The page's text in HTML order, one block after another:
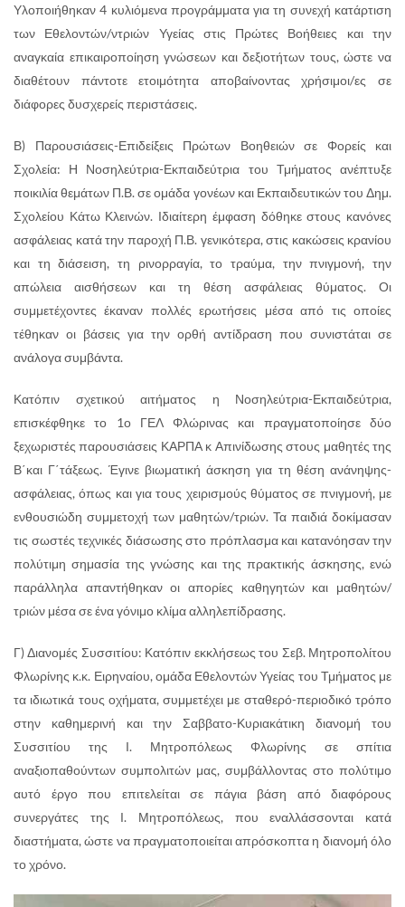
Υλοποιήθηκαν 4 κυλιόμενα προγράμματα για τη συνεχή κατάρτιση
των Εθελοντών/ντριών Υγείας στις Πρώτες Βοήθειες και την
αναγκαία επικαιροποίηση γνώσεων και δεξιοτήτων τους, ώστε να
διαθέτουν πάντοτε ετοιμότητα αποβαίνοντας χρήσιμοι/ες σε
διάφορες δυσχερείς περιστάσεις.
Β) Παρουσιάσεις-Επιδείξεις Πρώτων Βοηθειών σε Φορείς και
Σχολεία: Η Νοσηλεύτρια-Εκπαιδεύτρια του Τμήματος ανέπτυξε
ποικιλία θεμάτων Π.Β. σε ομάδα γονέων και Εκπαιδευτικών του Δημ.
Σχολείου Κάτω Κλεινών. Ιδιαίτερη έμφαση δόθηκε στους κανόνες
ασφάλειας κατά την παροχή Π.Β. γενικότερα, στις κακώσεις κρανίου
και τη διάσειση, τη ρινορραγία, το τραύμα, την πνιγμονή, την
απώλεια αισθήσεων και τη θέση ασφάλειας θύματος. Οι
συμμετέχοντες έκαναν πολλές ερωτήσεις μέσα από τις οποίες
τέθηκαν οι βάσεις για την ορθή αντίδραση που συνιστάται σε
ανάλογα συμβάντα.
Κατόπιν σχετικού αιτήματος η Νοσηλεύτρια-Εκπαιδεύτρια,
επισκέφθηκε το 1ο ΓΕΛ Φλώρινας και πραγματοποίησε δύο
ξεχωριστές παρουσιάσεις ΚΑΡΠΑ κ Απινίδωσης στους μαθητές της
Β΄και Γ΄τάξεως. Έγινε βιωματική άσκηση για τη θέση ανάνηψης-
ασφάλειας, όπως και για τους χειρισμούς θύματος σε πνιγμονή, με
ενθουσιώδη συμμετοχή των μαθητών/τριών. Τα παιδιά δοκίμασαν
τις σωστές τεχνικές διάσωσης στο πρόπλασμα και κατανόησαν την
πολύτιμη σημασία της γνώσης και της πρακτικής άσκησης, ενώ
παράλληλα απαντήθηκαν οι απορίες καθηγητών και μαθητών/
τριών μέσα σε ένα γόνιμο κλίμα αλληλεπίδρασης.
Γ) Διανομές Συσσιτίου: Κατόπιν εκκλήσεως του Σεβ. Μητροπολίτου
Φλωρίνης κ.κ. Ειρηναίου, ομάδα Εθελοντών Υγείας του Τμήματος με
τα ιδιωτικά τους οχήματα, συμμετέχει με σταθερό-περιοδικό τρόπο
στην καθημερινή και την Σαββατο-Κυριακάτικη διανομή του
Συσσιτίου της Ι. Μητροπόλεως Φλωρίνης σε σπίτια
αναξιοπαθούντων συμπολιτών μας, συμβάλλοντας στο πολύτιμο
αυτό έργο που επιτελείται σε πάγια βάση από διαφόρους
συνεργάτες της Ι. Μητροπόλεως, που εναλλάσσονται κατά
διαστήματα, ώστε να πραγματοποιείται απρόσκοπτα η διανομή όλο
το χρόνο.